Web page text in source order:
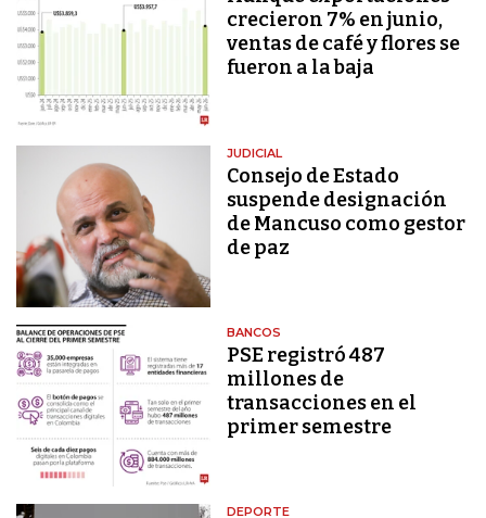
crecieron 7% en junio,
ventas de café y flores se
fueron a la baja
JUDICIAL
Consejo de Estado
suspende designación
de Mancuso como gestor
de paz
BANCOS
PSE registró 487
millones de
transacciones en el
primer semestre
DEPORTE